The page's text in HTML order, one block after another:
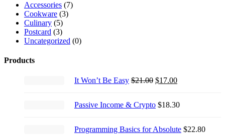
Accessories (7)
Cookware (3)
Culinary (5)
Postcard (3)
Uncategorized (0)
Products
It Won’t Be Easy $21.00 Original
$21.00.
$17.00Current
$17.00.
Passive Income & Crypto $18.30
Programming Basics for Absolute $22.80